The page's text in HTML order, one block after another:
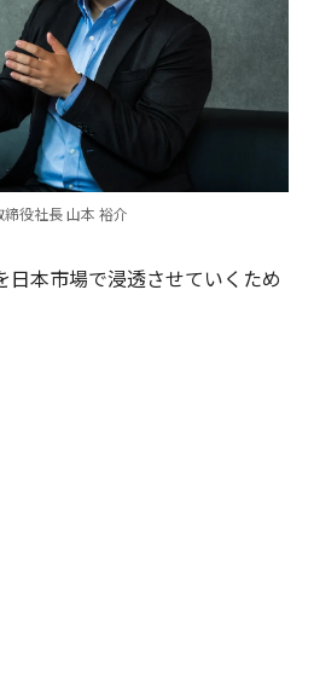
役社長 山本 裕介
日本市場で浸透させていくため